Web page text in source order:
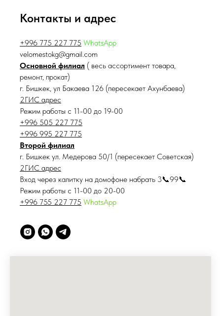
Контакты и адрес
+996 775 227 775 WhatsApp
velomestokg@gmail.com
Основной филиал ( весь ассортимент товара,
ремонт, прокат)
г. Бишкек, ул Бакаева 126 (пересекает Ахунбаева)
2ГИС адрес
Режим работы с 11-00 до 19-00
+996 505 227 775
+996 995 227 775
Второй филиал
г. Бишкек ул. Медерова 50/1 (пересекает Советская)
2ГИС адрес
Вход через калитку на домофоне набрать 3📞99📞
Режим работы с 11-00 до 20-00
+996 755 227 775 WhatsApp